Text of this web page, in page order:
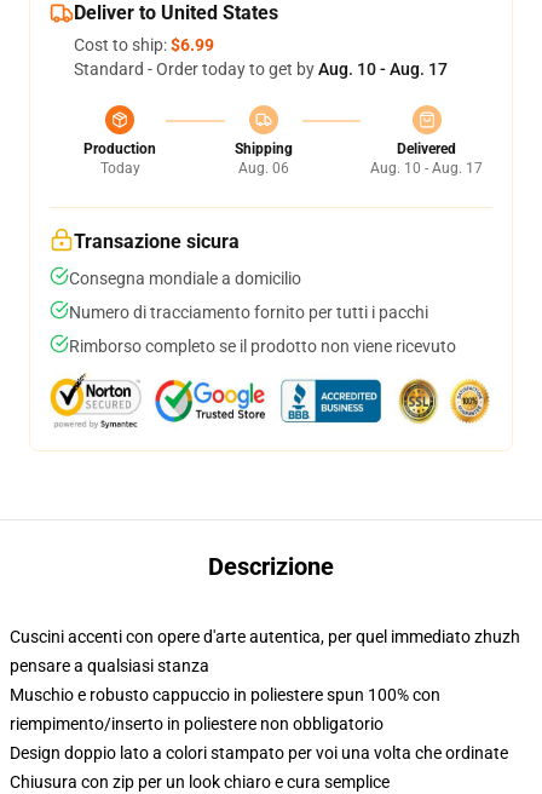
Deliver to United States
Cost to ship:$6.99
Standard - Order today to get byAug. 10 - Aug. 17
Production
Today
Shipping
Aug. 06
Delivered
Aug. 10 - Aug. 17
Transazione sicura
Consegna mondiale a domicilio
Numero di tracciamento fornito per tutti i pacchi
Rimborso completo se il prodotto non viene ricevuto
Descrizione
Cuscini accenti con opere d'arte autentica, per quel immediato zhuzh
pensare a qualsiasi stanza
Muschio e robusto cappuccio in poliestere spun 100% con
riempimento/inserto in poliestere non obbligatorio
Design doppio lato a colori stampato per voi una volta che ordinate
Chiusura con zip per un look chiaro e cura semplice